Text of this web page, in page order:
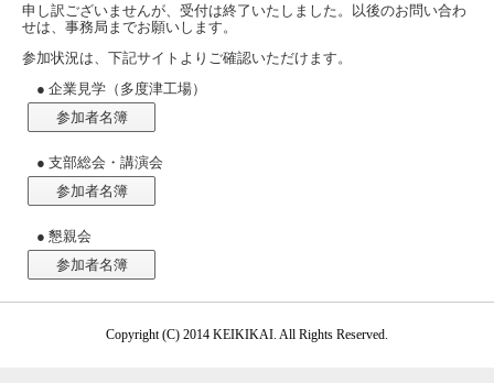
申し訳ございませんが、受付は終了いたしました。以後のお問い合わ
せは、事務局までお願いします。
参加状況は、下記サイトよりご確認いただけます。
● 企業見学（多度津工場）
参加者名簿
● 支部総会・講演会
参加者名簿
● 懇親会
参加者名簿
Copyright (C) 2014 KEIKIKAI. All Rights Reserved.